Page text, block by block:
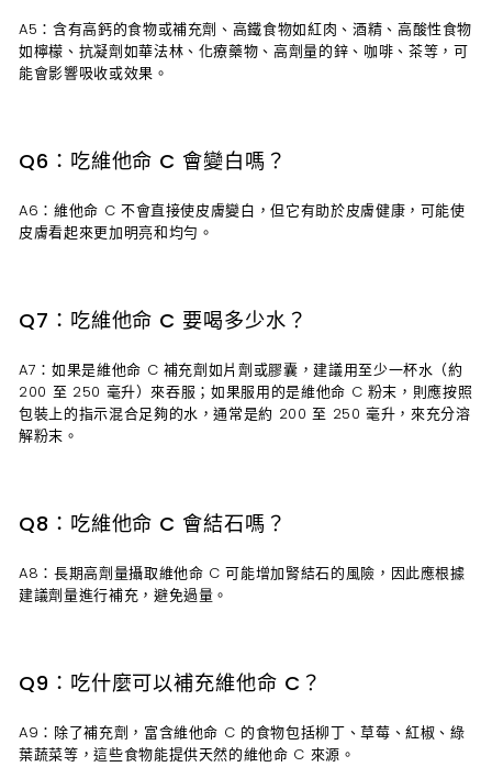
A5：含有高鈣的食物或補充劑、高鐵食物如紅肉、酒精、高酸性食物
如檸檬、抗凝劑如華法林、化療藥物、高劑量的鋅、咖啡、茶等，可
能會影響吸收或效果。
Q6：吃維他命 C 會變白嗎？
A6：維他命 C 不會直接使皮膚變白，但它有助於皮膚健康，可能使
皮膚看起來更加明亮和均勻。
Q7：吃維他命 C 要喝多少水？
A7：如果是維他命 C 補充劑如片劑或膠囊，建議用至少一杯水（約
200 至 250 毫升）來吞服；如果服用的是維他命 C 粉末，則應按照
包裝上的指示混合足夠的水，通常是約 200 至 250 毫升，來充分溶
解粉末。
Q8：吃維他命 C 會結石嗎？
A8：長期高劑量攝取維他命 C 可能增加腎結石的風險，因此應根據
建議劑量進行補充，避免過量。
Q9：吃什麼可以補充維他命 C？
A9：除了補充劑，富含維他命 C 的食物包括柳丁、草莓、紅椒、綠
葉蔬菜等，這些食物能提供天然的維他命 C 來源。